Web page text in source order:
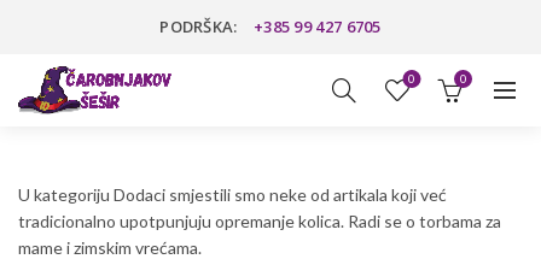
PODRŠKA: +385 99 427 6705
0 0
U kategoriju Dodaci smjestili smo neke od artikala koji već
tradicionalno upotpunjuju opremanje kolica. Radi se o torbama za
mame i zimskim vrećama.